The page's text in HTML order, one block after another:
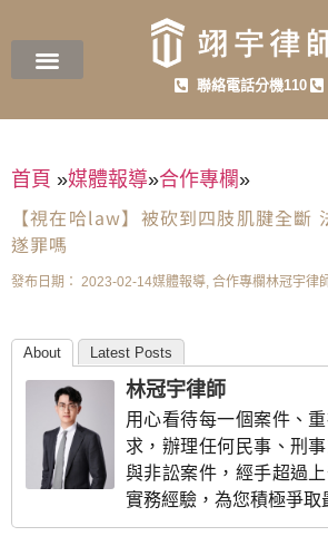
聯絡電話分機110
首頁 »媒體報導»合作專欄»
【視在哈law】被砍到四肢肌腱全斷
遂罪嗎
發布日期： 2023-02-14媒體報導, 合作專欄林冠宇律
About Latest Posts
林冠宇律師
用心看待每一個案件、
求，辦理任何民事、刑
與非訟案件，經手超過
實務經驗，為您積極爭取